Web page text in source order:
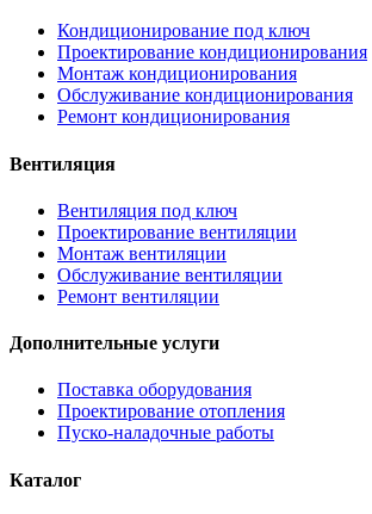
Кондиционирование под ключ
Проектирование кондиционирования
Монтаж кондиционирования
Обслуживание кондиционирования
Ремонт кондиционирования
Вентиляция
Вентиляция под ключ
Проектирование вентиляции
Монтаж вентиляции
Обслуживание вентиляции
Ремонт вентиляции
Дополнительные услуги
Поставка оборудования
Проектирование отопления
Пуско-наладочные работы
Каталог